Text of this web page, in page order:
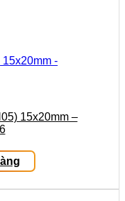
15x20mm –